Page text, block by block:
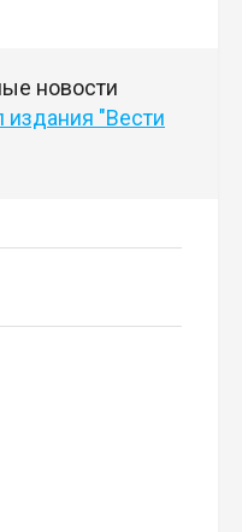
новости
издания "Вести